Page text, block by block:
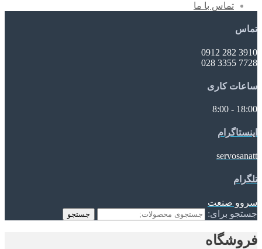
تماس با ما
تماس
3910 282 0912
7728 3355 028
ساعات کاری
18:00 - 8:00
اینستاگرام
servosanatt
تلگرام
سروو صنعت
جستجو برای:
جستجو
فروشگاه